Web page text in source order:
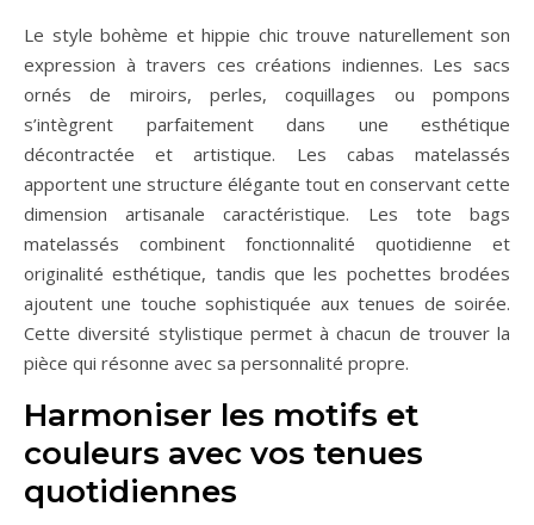
Le style bohème et hippie chic trouve naturellement son
expression à travers ces créations indiennes. Les sacs
ornés de miroirs, perles, coquillages ou pompons
s’intègrent parfaitement dans une esthétique
décontractée et artistique. Les cabas matelassés
apportent une structure élégante tout en conservant cette
dimension artisanale caractéristique. Les tote bags
matelassés combinent fonctionnalité quotidienne et
originalité esthétique, tandis que les pochettes brodées
ajoutent une touche sophistiquée aux tenues de soirée.
Cette diversité stylistique permet à chacun de trouver la
pièce qui résonne avec sa personnalité propre.
Harmoniser les motifs et
couleurs avec vos tenues
quotidiennes